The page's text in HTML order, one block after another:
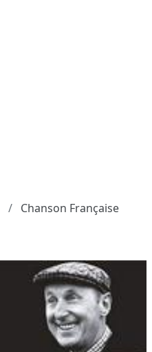
Chanson Française